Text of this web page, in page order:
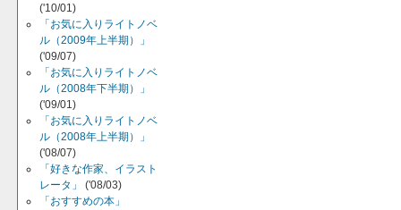
('10/01)
「お気に入りライトノベ
ル（2009年上半期）」
('09/07)
「お気に入りライトノベ
ル（2008年下半期）」
('09/01)
「お気に入りライトノベ
ル（2008年上半期）」
('08/07)
「好きな作家、イラスト
レータ」
('08/03)
「おすすめの本」